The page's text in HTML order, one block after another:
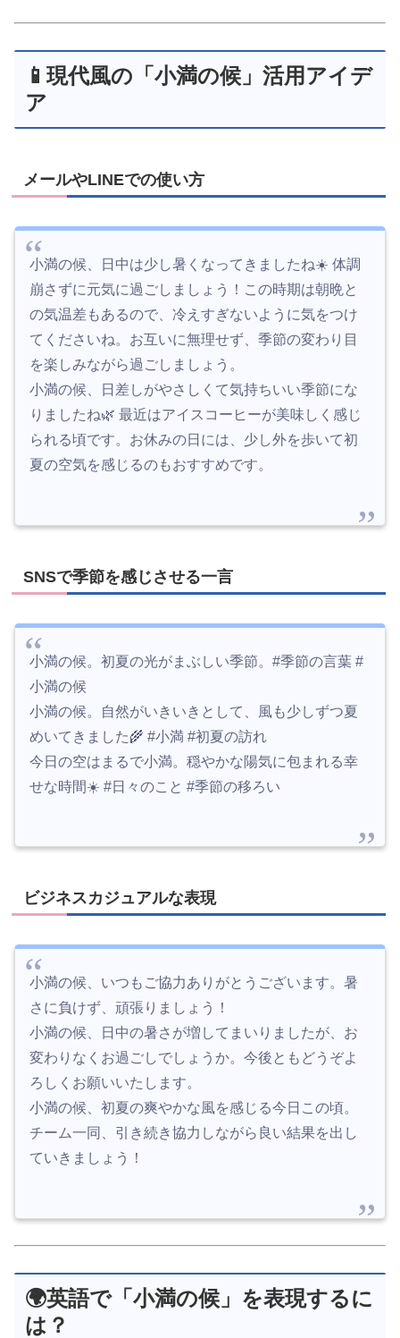
📱現代風の「小満の候」活用アイデ
ア
メールやLINEでの使い方
小満の候、日中は少し暑くなってきましたね☀️ 体調
崩さずに元気に過ごしましょう！この時期は朝晩と
の気温差もあるので、冷えすぎないように気をつけ
てくださいね。お互いに無理せず、季節の変わり目
を楽しみながら過ごしましょう。
小満の候、日差しがやさしくて気持ちいい季節にな
りましたね🌿 最近はアイスコーヒーが美味しく感じ
られる頃です。お休みの日には、少し外を歩いて初
夏の空気を感じるのもおすすめです。
SNSで季節を感じさせる一言
小満の候。初夏の光がまぶしい季節。#季節の言葉 #
小満の候
小満の候。自然がいきいきとして、風も少しずつ夏
めいてきました🌾 #小満 #初夏の訪れ
今日の空はまるで小満。穏やかな陽気に包まれる幸
せな時間☀️ #日々のこと #季節の移ろい
ビジネスカジュアルな表現
小満の候、いつもご協力ありがとうございます。暑
さに負けず、頑張りましょう！
小満の候、日中の暑さが増してまいりましたが、お
変わりなくお過ごしでしょうか。今後ともどうぞよ
ろしくお願いいたします。
小満の候、初夏の爽やかな風を感じる今日この頃。
チーム一同、引き続き協力しながら良い結果を出し
ていきましょう！
🌍英語で「小満の候」を表現するに
は？